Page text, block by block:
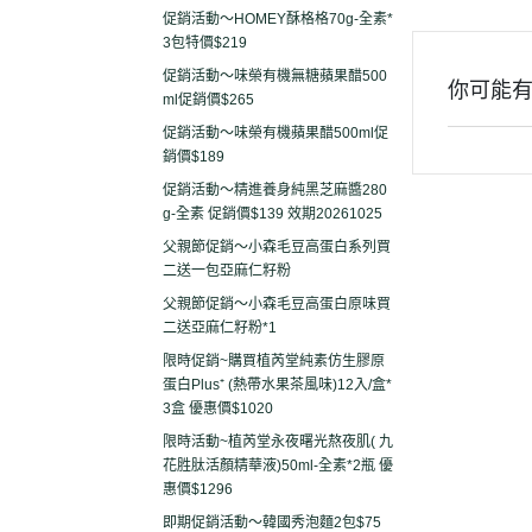
促銷活動～HOMEY酥格格70g-全素*
3包特價$219
促銷活動～味榮有機無糖蘋果醋500
ml促銷價$265
促銷活動～味榮有機蘋果醋500ml促
銷價$189
促銷活動～精進養身純黑芝麻醬280
g-全素 促銷價$139 效期20261025
父親節促銷～小森毛豆高蛋白系列買
二送一包亞麻仁籽粉
父親節促銷～小森毛豆高蛋白原味買
二送亞麻仁籽粉*1
限時促銷~購買植芮堂純素仿生膠原
蛋白Plus⁺ (熱帶水果茶風味)12入/盒*
3盒 優惠價$1020
限時活動~植芮堂永夜曙光熬夜肌( 九
花胜肽活顏精華液)50ml-全素*2瓶 優
惠價$1296
即期促銷活動～韓國秀泡麵2包$75
你可能